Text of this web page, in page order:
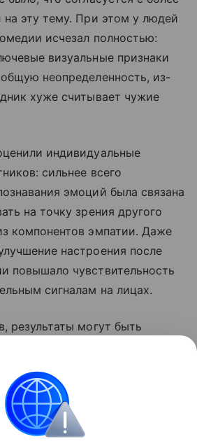
эту тему. При этом у людей
исчезал полностью:
визуальные признаки
неопределенность, из-
хуже считывает чужие
индивидуальные
сильнее всего
эмоций была связана
на точку зрения другого
компонентов эмпатии. Даже
настроения после
повышало чувствительность
сигналам на лицах.
результаты могут быть
состояние собеседника.